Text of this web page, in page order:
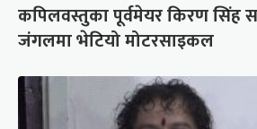
कपिलवस्तुका पूर्वमेयर किरण सिंह
जंगलमा भेटियो मोटरसाइकल